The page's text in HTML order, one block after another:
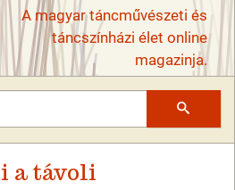
A magyar táncművészeti és
táncszínházi élet online
magazinja.
a távoli